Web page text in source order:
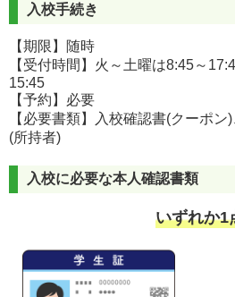
入校手続き
【期限】随時
【受付時間】火～土曜は8:45～
15:45
【予約】必要
【必要書類】入校確認書(クーポ
(所持者)
入校に必要な本人確認書類
いずれか1